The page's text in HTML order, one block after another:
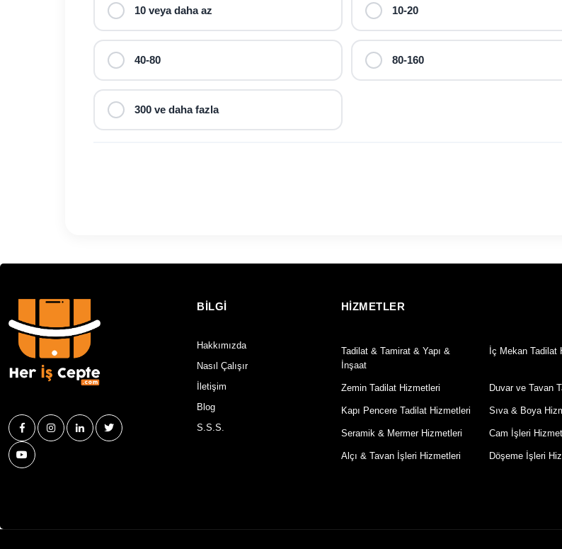
10 veya daha az 10-20
40-80 80-160
300 ve daha fazla
BİLGİ
Hakkımızda
Nasıl Çalışır
İletişim
Blog
S.S.S.
HİZMETLER
Tadilat & Tamirat & Yapı &
İnşaat
İç Mekan Tadilat
Zemin Tadilat Hizmetleri Duvar ve Tavan
Kapı Pencere Tadilat Hizmetleri Sıva & Boya
Seramik & Mermer Hizmetleri Cam İşleri
Alçı & Tavan İşleri Hizmetleri Döşeme İşleri